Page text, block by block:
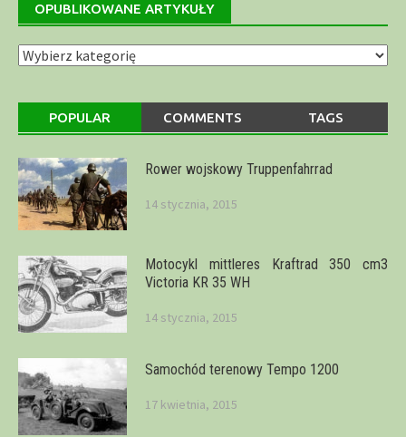
OPUBLIKOWANE ARTYKUŁY
Opublikowane
POPULAR COMMENTS TAGS
Rower wojskowy Truppenfahrrad
14 stycznia, 2015
Motocykl mittleres Kraftrad 350 cm3
Victoria KR 35 WH
14 stycznia, 2015
Samochód terenowy Tempo 1200
17 kwietnia, 2015